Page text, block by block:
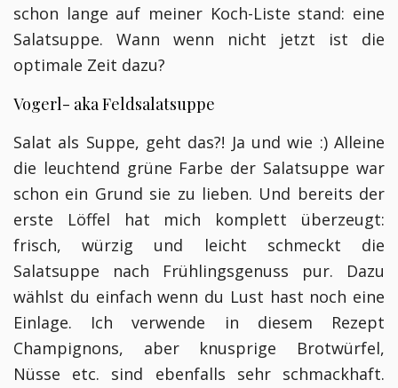
schon lange auf meiner Koch-Liste stand: eine
Salatsuppe. Wann wenn nicht jetzt ist die
optimale Zeit dazu?
Vogerl- aka Feldsalatsuppe
Salat als Suppe, geht das?! Ja und wie :) Alleine
die leuchtend grüne Farbe der Salatsuppe war
schon ein Grund sie zu lieben. Und bereits der
erste Löffel hat mich komplett überzeugt:
frisch, würzig und leicht schmeckt die
Salatsuppe nach Frühlingsgenuss pur. Dazu
wählst du einfach wenn du Lust hast noch eine
Einlage. Ich verwende in diesem Rezept
Champignons, aber knusprige Brotwürfel,
Nüsse etc. sind ebenfalls sehr schmackhaft.